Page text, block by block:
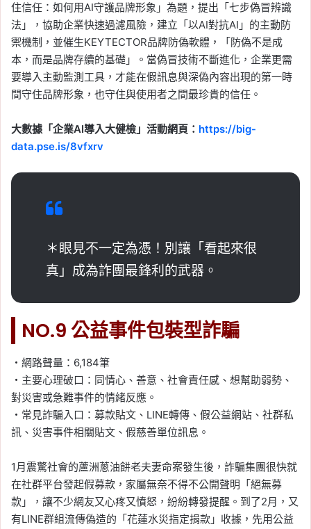
住信任：如何用AI守護品牌形象」為題，提出「七步偽冒辨識
法」，協助企業快速過濾風險，建立「以AI對抗AI」的主動防
禦機制，並催生KEYTECTOR品牌防偽軟體，「防偽不是成
本，而是品牌存續的基礎」。當偽冒技術不斷進化，企業更需
要導入主動監測工具，才能在假訊息與深偽內容出現的第一時
間守住品牌形象，也守住與使用者之間最珍貴的信任。
大數據「企業AI導入大健檢」活動網頁： https://big-
data.pse.is/8vfxrv
＊眼見不一定為憑！別讓「看起來很
真」成為詐團最鋒利的武器。
NO.9 公益事件包裝型詐騙
・網路聲量：6,184筆
・主要心理破口：同情心、善意、社會責任感、想幫助弱勢、
對災害或急難事件的情緒反應。
・常見詐騙入口：募款貼文、LINE轉傳、假公益網站、社群私
訊、災害事件相關貼文、假慈善單位訊息。
1月震驚社會的蘆洲蔥油餅老夫妻命案發生後，詐騙集團很快就
在社群平台發起假募款，家屬無奈不得不公開聲明「絕無募
款」，讓不少網友又心疼又憤怒，紛紛轉發提醒。到了2月，又
有LINE群組流傳偽造的「花蓮水災指定捐款」收據，先用公益